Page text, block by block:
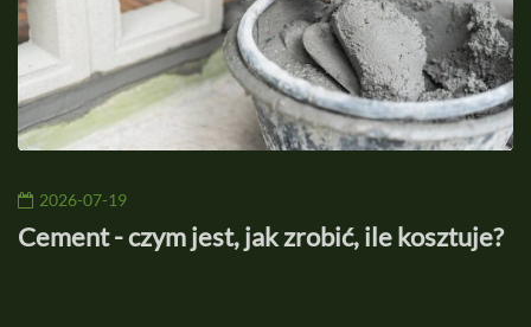
2026-07-19
Cement - czym jest, jak zrobić, ile kosztuje?